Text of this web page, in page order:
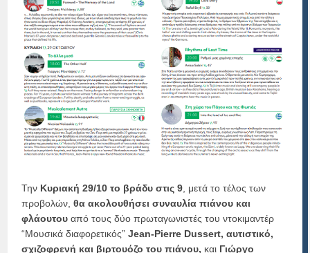
Την Κυριακή 29/10 το βράδυ στις 9, μετά το τέλος των
προβολών,θα ακολουθήσει συναυλία πιάνου και
φλάουτου από τους δύο πρωταγωνιστές του ντοκιμαντέρ
“Μουσικά διαφορετικός”Jean-Pierre Dussert, αυτιστικό,
σχιζοφρενή και βιρτουόζο του πιάνου, και Γιώργο